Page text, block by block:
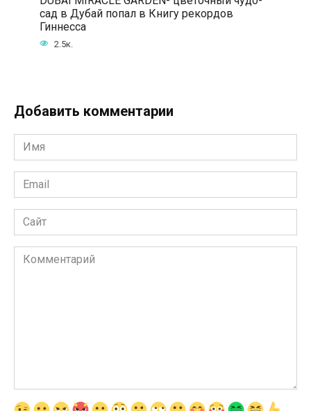
сад в Дубай попал в Книгу рекордов
Гиннесса
2.5к.
Добавить комментарии
Имя
*
Email
*
Сайт
Комментарий